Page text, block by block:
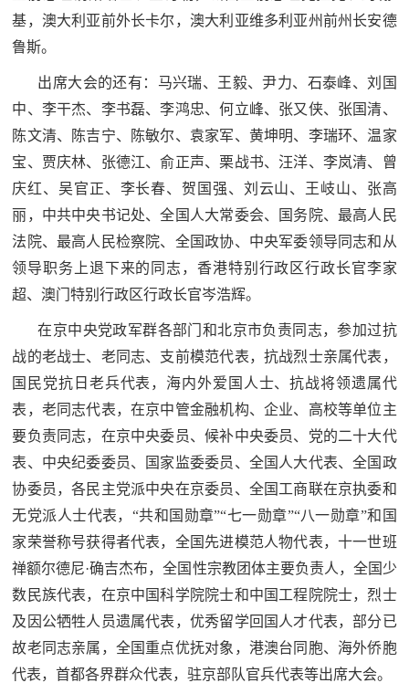
基，澳大利亚前外长卡尔，澳大利亚维多利亚州前州长安德
鲁斯。
出席大会的还有：马兴瑞、王毅、尹力、石泰峰、刘国
中、李干杰、李书磊、李鸿忠、何立峰、张又侠、张国清、
陈文清、陈吉宁、陈敏尔、袁家军、黄坤明、李瑞环、温家
宝、贾庆林、张德江、俞正声、栗战书、汪洋、李岚清、曾
庆红、吴官正、李长春、贺国强、刘云山、王岐山、张高
丽，中共中央书记处、全国人大常委会、国务院、最高人民
法院、最高人民检察院、全国政协、中央军委领导同志和从
领导职务上退下来的同志，香港特别行政区行政长官李家
超、澳门特别行政区行政长官岑浩辉。
在京中央党政军群各部门和北京市负责同志，参加过抗
战的老战士、老同志、支前模范代表，抗战烈士亲属代表，
国民党抗日老兵代表，海内外爱国人士、抗战将领遗属代
表，老同志代表，在京中管金融机构、企业、高校等单位主
要负责同志，在京中央委员、候补中央委员、党的二十大代
表、中央纪委委员、国家监委委员、全国人大代表、全国政
协委员，各民主党派中央在京委员、全国工商联在京执委和
无党派人士代表，“共和国勋章”“七一勋章”“八一勋章”和国
家荣誉称号获得者代表，全国先进模范人物代表，十一世班
禅额尔德尼·确吉杰布，全国性宗教团体主要负责人，全国少
数民族代表，在京中国科学院院士和中国工程院院士，烈士
及因公牺牲人员遗属代表，优秀留学回国人才代表，部分已
故老同志亲属，全国重点优抚对象，港澳台同胞、海外侨胞
代表，首都各界群众代表，驻京部队官兵代表等出席大会。